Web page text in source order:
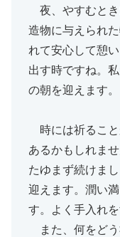
夜、やすむとき
造物に与えられ
れて安心して憩
出す時ですね。
の朝を迎えます。
時には祈ること
あるかもしれませ
たゆまず続けま
迎えます。潤い
す。よく手入れ
また、何をどう